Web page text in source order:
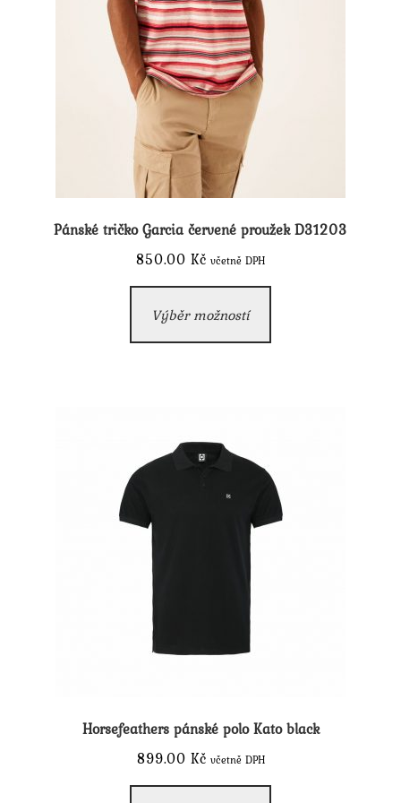
Pánské tričko Garcia červené proužek D31203
850.00 Kč včetně DPH
Výběr možností
má
vybrat
na
stránce
Horsefeathers pánské polo Kato black
899.00 Kč včetně DPH